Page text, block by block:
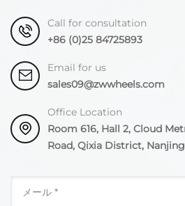
Call for consultation
+86 (0)25 84725893
Email for us
sales09@zwwheels.com
Office Location
Room 616, Hall 2, Cloud
Road, Qixia District,